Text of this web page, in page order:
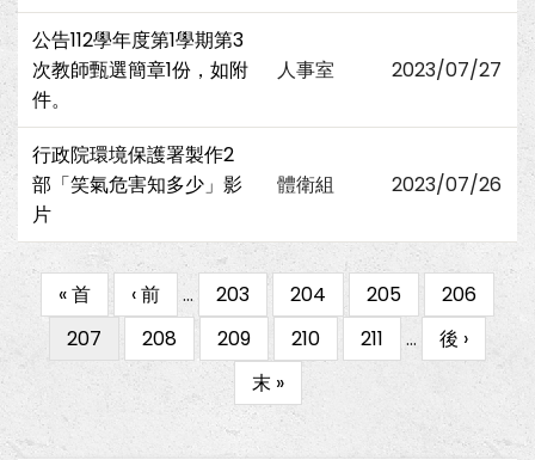
公告112學年度第1學期第3
次教師甄選簡章1份，如附
件。
人事室 2023/07/27
行政院環境保護署製作2
部「笑氣危害知多少」影
片
體衛組 2023/07/26
Pagination
First
page
« 首
Previous
page
‹ 前 … Page
203 Page
204 Page
205 Page
206
目
面
207 Page
208 Page
209 Page
210 Page
211 …
下
一
後 ›
Last
page
末 »